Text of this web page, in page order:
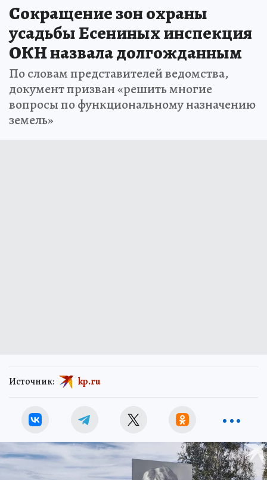
Сокращение зон охраны
усадьбы Есениных инспекция
ОКН назвала долгожданным
По словам представителей ведомства,
документ призван «решить многие
вопросы по функциональному назначению
земель»
Источник: kp.ru